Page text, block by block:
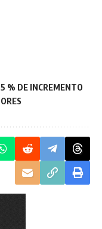
% DE INCREMENTO